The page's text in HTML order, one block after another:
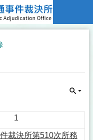
1
裁決所第510次所務